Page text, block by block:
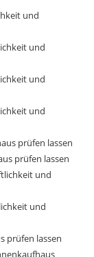
und
und
und
und
prüfen lassen
prüfen lassen
und
und
prüfen lassen